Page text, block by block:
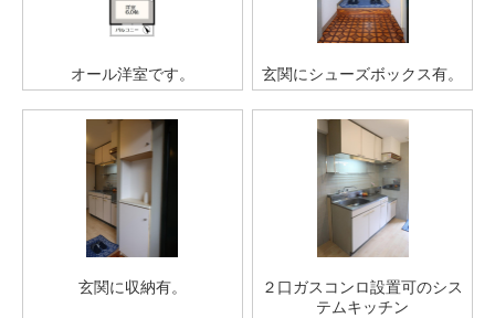
オール洋室です。 玄関にシューズボックス有。
玄関に収納有。
２口ガスコンロ設置可のシス
テムキッチン